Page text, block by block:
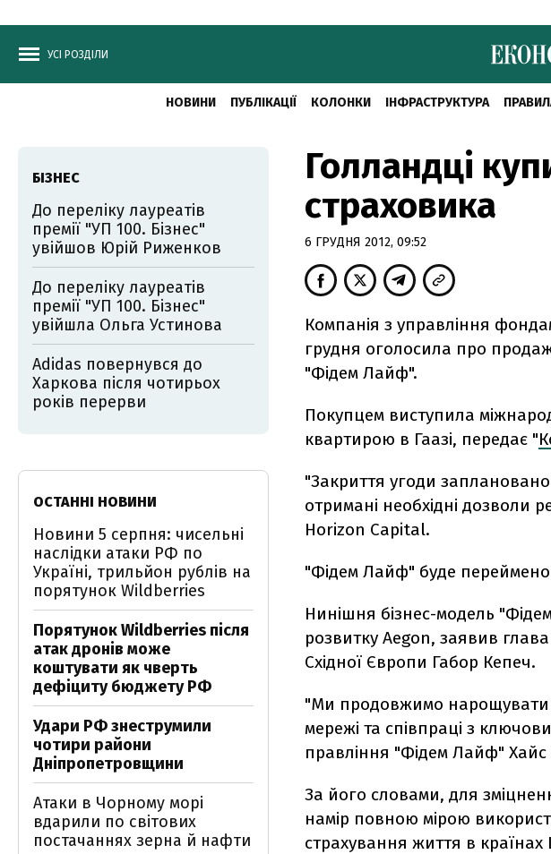
УСІ РОЗДІЛИ
НОВИНИ ПУБЛІКАЦІЇ КОЛОНКИ ІНФРАСТРУКТУРА
Голландці
страховика
6 ГРУДНЯ 2012, 09:52
Компанія з управління
грудня оголосила про продаж
"Фідем Лайф".
Покупцем виступила
квартирою в Гаазі, передає "
"Закриття угоди
отримані необхідні дозволи
Horizon Capital.
"Фідем Лайф" буде
Нинішня бізнес-модель
розвитку Aegon, заявив
Східної Європи Габор Кепеч.
"Ми продовжимо нарощувати
мережі та співпраці з
правління "Фідем Лайф"
За його словами, для
намір повною мірою
страхування життя в країнах
БІЗНЕС
До переліку лауреатів
премії "УП 100. Бізнес"
увійшов Юрій Риженков
До переліку лауреатів
премії "УП 100. Бізнес"
увійшла Ольга Устинова
Adidas повернувся до
Харкова після чотирьох
років перерви
ОСТАННІ НОВИНИ
Новини 5 серпня: чисельні
наслідки атаки РФ по
Україні, трильйон рублів на
порятунок Wildberries
Порятунок Wildberries після
атак дронів може
коштувати як чверть
дефіциту бюджету РФ
Удари РФ знеструмили
чотири райони
Дніпропетровщини
Атаки в Чорному морі
вдарили по світових
постачаннях зерна й нафти